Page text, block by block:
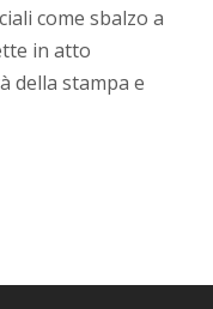
come sbalzo a
in atto
della stampa e